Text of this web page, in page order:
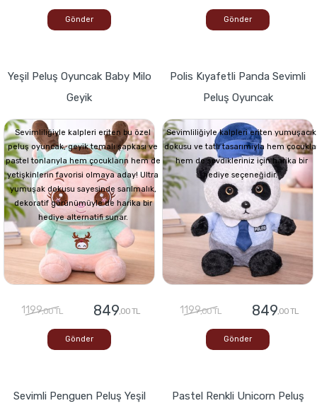
Gönder Gönder
Yeşil Peluş Oyuncak Baby Milo
Geyik
Sevimliliğiyle kalpleri eriten bu özel
peluş oyuncak, geyik temalı şapkası ve
pastel tonlarıyla hem çocukların hem de
yetişkinlerin favorisi olmaya aday! Ultra
yumuşak dokusu sayesinde sarılmalık,
dekoratif görünümüyle de harika bir
hediye alternatifi sunar.
1199,00 TL 849,00 TL
Gönder
Polis Kıyafetli Panda Sevimli
Peluş Oyuncak
Sevimliliğiyle kalpleri eriten yumuşacık
dokusu ve tatlı tasarımıyla hem
hem de sevdikleriniz için harika bir
hediye seçeneğidir.
1199,00 TL 849,00 TL
Gönder
Sevimli Penguen Peluş Yeşil
Pastel Renkli Unicorn Peluş